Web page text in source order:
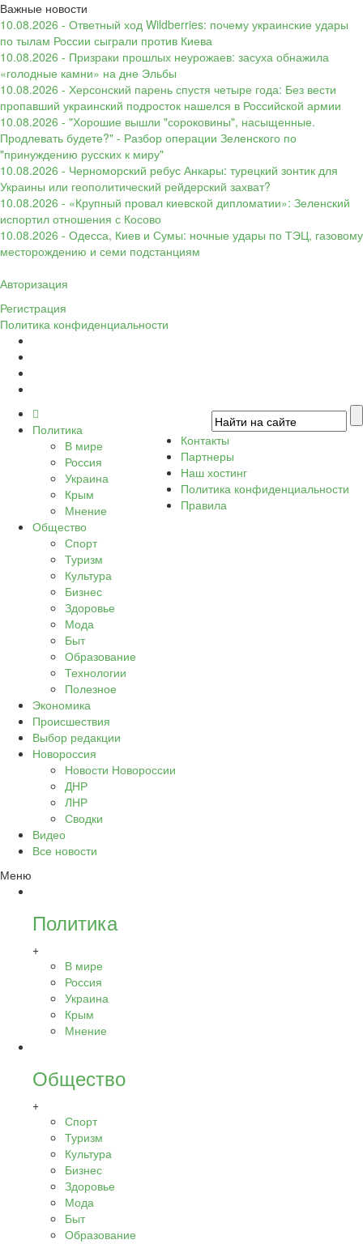
Важные новости
10.08.2026 - Ответный ход Wildberries: почему украинские удары
по тылам России сыграли против Киева
10.08.2026 - Призраки прошлых неурожаев: засуха обнажила
«голодные камни» на дне Эльбы
10.08.2026 - Херсонский парень спустя четыре года: Без вести
пропавший украинский подросток нашелся в Российской армии
10.08.2026 - "Хорошие вышли "сороковины", насыщенные.
Продлевать будете?" - Разбор операции Зеленского по
"принуждению русских к миру"
10.08.2026 - Черноморский ребус Анкары: турецкий зонтик для
Украины или геополитический рейдерский захват?
10.08.2026 - «Крупный провал киевской дипломатии»: Зеленский
испортил отношения с Косово
10.08.2026 - Одесса, Киев и Сумы: ночные удары по ТЭЦ, газовому
месторождению и семи подстанциям
Авторизация
Регистрация
Политика конфиденциальности
Политика
В мире
Россия
Украина
Крым
Мнение
Общество
Спорт
Туризм
Культура
Бизнес
Здоровье
Мода
Быт
Образование
Технологии
Полезное
Экономика
Происшествия
Выбор редакции
Новороссия
Новости Новороссии
ДНР
ЛНР
Сводки
Видео
Все новости
Меню
Политика
+
В мире
Россия
Украина
Крым
Мнение
Общество
+
Спорт
Туризм
Культура
Бизнес
Здоровье
Мода
Быт
Образование
Контакты
Партнеры
Наш хостинг
Политика конфиденциальности
Правила